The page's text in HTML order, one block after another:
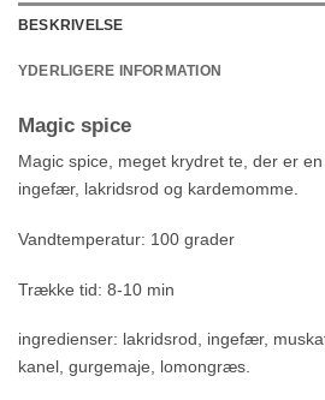
BESKRIVELSE
YDERLIGERE INFORMATION
Magic spice
Magic spice, meget krydret te, der er
ingefær, lakridsrod og kardemomme.
Vandtemperatur: 100 grader
Trække tid: 8-10 min
ingredienser: lakridsrod, ingefær,
kanel, gurgemaje, lomongræs.